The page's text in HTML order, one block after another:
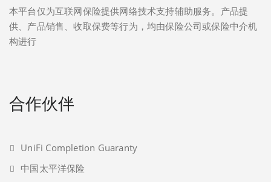
本平台仅为互联网保险提供网络技术支持辅助服务。产品提
供、产品销售、收取保费等行为，均由保险公司或保险中介机
构进行
合作伙伴
UniFi Completion Guaranty
中国太平洋保险